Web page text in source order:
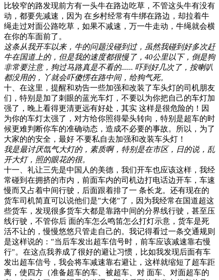
比较窄的路发现前方有一头牛在路边吃草，不管这头牛有没有
动，都要先减速，因为 在乡村经常有牛绑在路边，却拉着牛
绳走过对面公路吃草，如果不减速，万一牛走动，牛绳就会横
在你的车面前了。
这条从我开车以来，牛的问题没碰到过，虽然我碰到好多次赶
牛在国道上的，但是我的速度都很慢了，40公里以下，倒是狗
非常要注意，狗过马路真是不看的...... 吓到好几次了，按喇叭
都没用的，丫就会吓傻愣在路中间，给狗气死。
十、在这里，提醒和劝告一些加强和改装了车头灯的司机朋友
们，特别是加了刺眼的蓝光车灯，不要以为你把自己的车灯加
强了，晚上看得更清更远有好处，其实 这样是很危险的！因
为你的车灯太强了，对方给你照得晕头转向，特别是超车的时
候更难判断你车的准确动态，造成不必要的事故。所以，为了
大家的的安全，最好 不要私自去加强和改装车头灯！
我是最讨厌氙气大灯的，素质啊，特别是在市区，日的说，乱
开大灯，照的眼花的很。
十一、礼让三先是中国人的美德，我们开车也应该这样，我经
常碰到在拥挤的市内，前面车内的司机边打电话边开车，车速
慢而又占着中间行驶，后面跟着排了一 条长龙。还有现在的
货车司机简直可以说他们是"大佬"了，因为我经常在国道超这
些货车，发现很多货车大都是靠路中间的分界线行驶，甚至压
线行驶，不管你后 面的车怎么鸣笛怎么打灯示意，货车是死
活不让的，慢慢悠悠只管走自己的。我记得看过一条交通规则
是这样说的："当后车发出超车信号时，前车应该减速靠右慢
行"。在这点我养成了很好的避让习惯，比如我发现后面有车
发出超车信号，我会将车减速靠右避让，这样就缩短了超车距
离，使四方（准备超车的车、被超车、对 面车、对面超车的